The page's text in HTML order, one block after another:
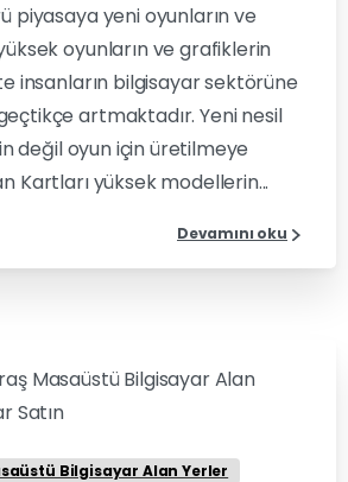
piyasaya yeni oyunların ve
oyunların ve grafiklerin
insanların bilgisayar sektörüne
artmaktadır. Yeni nesil
değil oyun için üretilmeye
Kartları yüksek modellerin...
Devamını oku
0
Bilgisayar Alan Yerler